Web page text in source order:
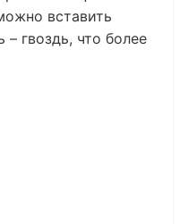
вставить
гвоздь, что более